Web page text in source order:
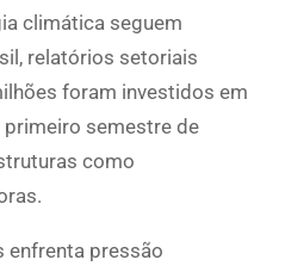
climática seguem
relatórios setoriais
foram investidos em
semestre de
como
enfrenta pressão